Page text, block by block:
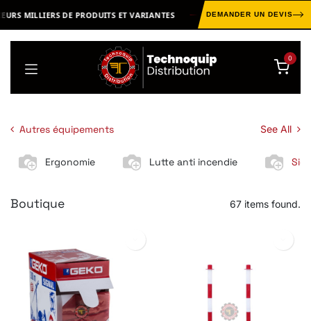
MILLIERS DE PRODUITS ET VARIANTES MARQUES &
DEMANDER UN DEVIS
0
Autres équipements See All
Ergonomie Lutte anti incendie
Boutique 67 items found.